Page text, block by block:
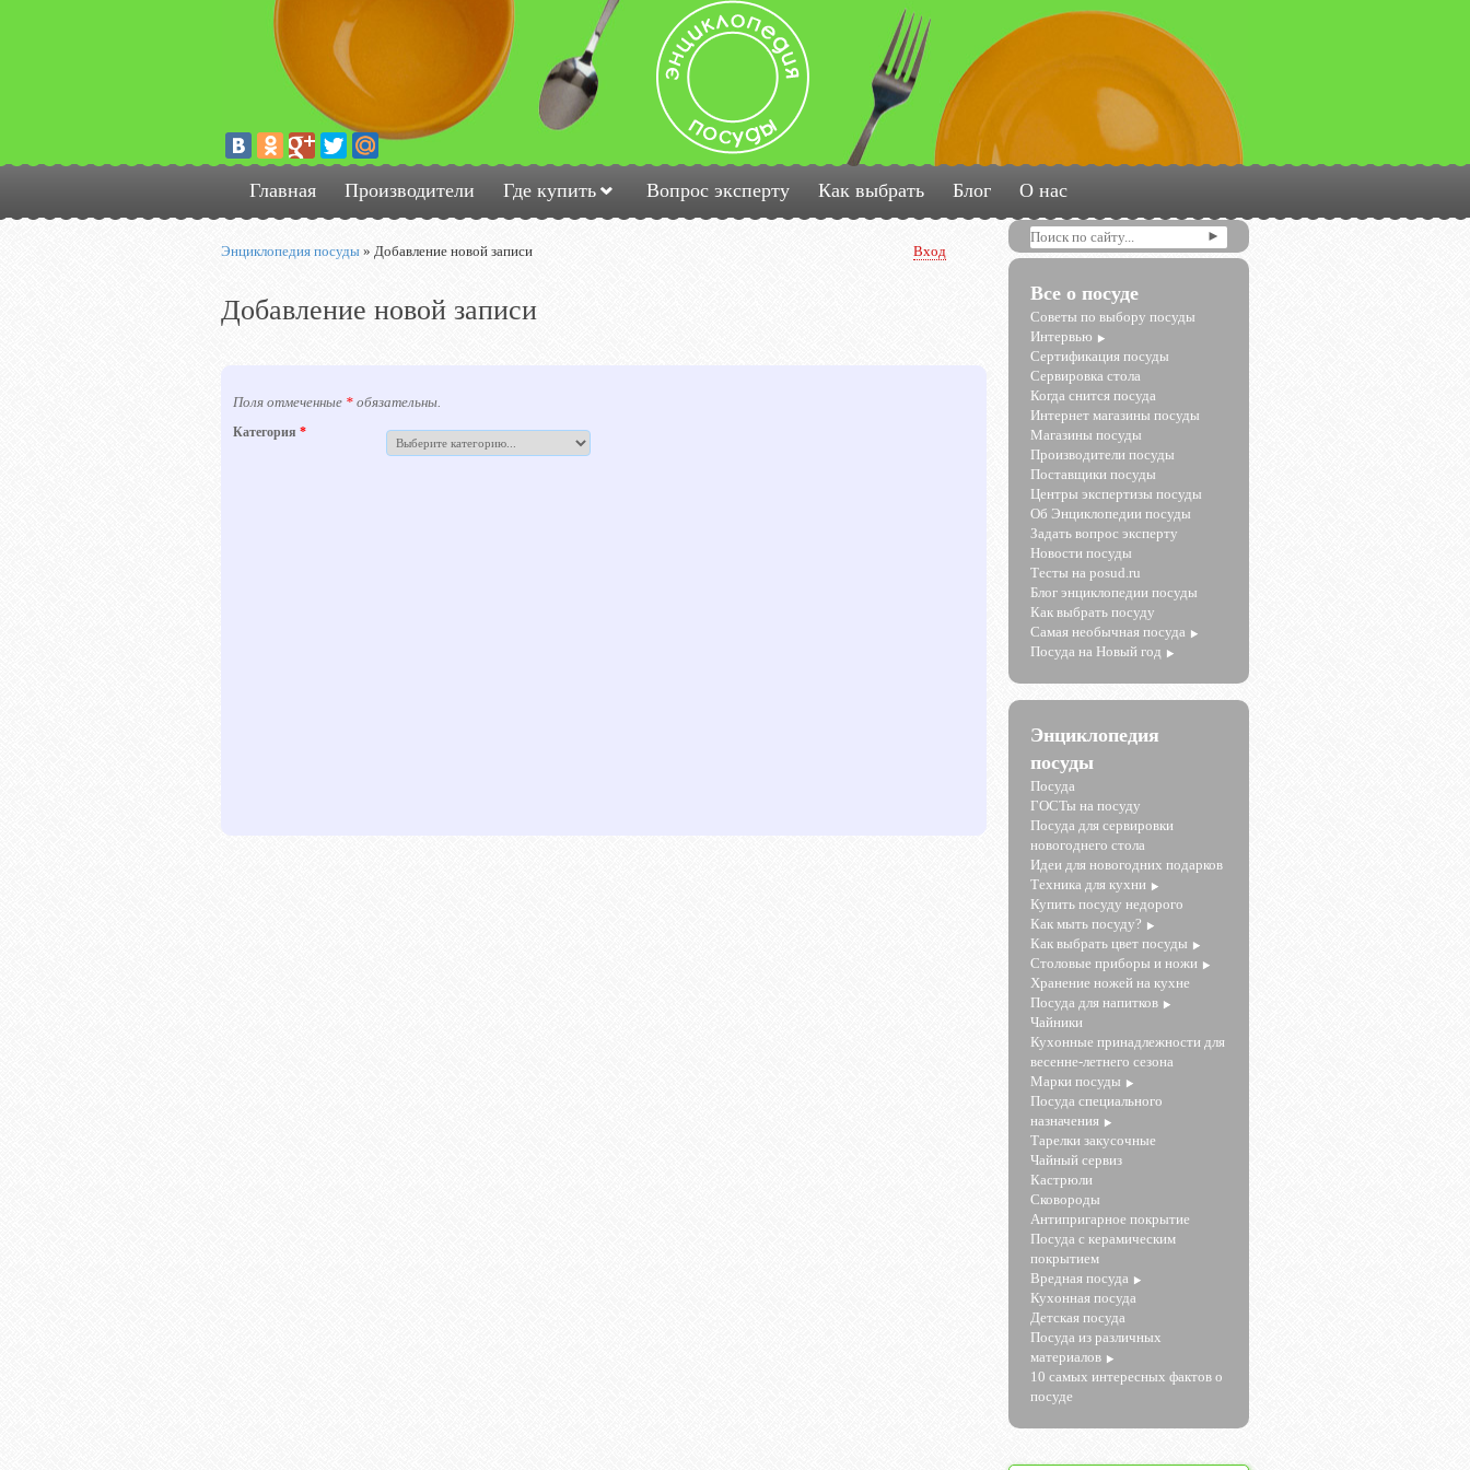
Главная Производители Где купить Вопрос эксперту Как выбрать Блог О нас
Энциклопедия посуды » Добавление новой записи Вход
Добавление новой записи
Поля отмеченные * обязательны.
Категория *
Все о посуде
Советы по выбору посуды
Интервью
Сертификация посуды
Сервировка стола
Когда снится посуда
Интернет магазины посуды
Магазины посуды
Производители посуды
Поставщики посуды
Центры экспертизы посуды
Об Энциклопедии посуды
Задать вопрос эксперту
Новости посуды
Тесты на posud.ru
Блог энциклопедии посуды
Как выбрать посуду
Самая необычная посуда
Посуда на Новый год
Энциклопедия
посуды
Посуда
ГОСТы на посуду
Посуда для сервировки
новогоднего стола
Идеи для новогодних подарков
Техника для кухни
Купить посуду недорого
Как мыть посуду?
Как выбрать цвет посуды
Столовые приборы и ножи
Хранение ножей на кухне
Посуда для напитков
Чайники
Кухонные принадлежности для
весенне-летнего сезона
Марки посуды
Посуда специального
назначения
Тарелки закусочные
Чайный сервиз
Кастрюли
Сковороды
Антипригарное покрытие
Посуда с керамическим
покрытием
Вредная посуда
Кухонная посуда
Детская посуда
Посуда из различных
материалов
10 самых интересных фактов о
посуде